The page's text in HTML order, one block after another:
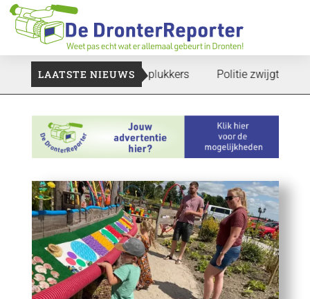
LAATSTE NIEUWS
Voedselbank zoekt plukkers Politie zwijgt nog over